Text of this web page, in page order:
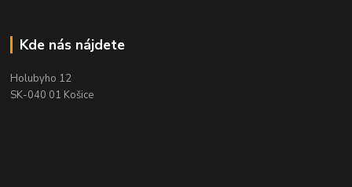
Kde nás nájdete
Holubyho 12
SK-040 01 Košice